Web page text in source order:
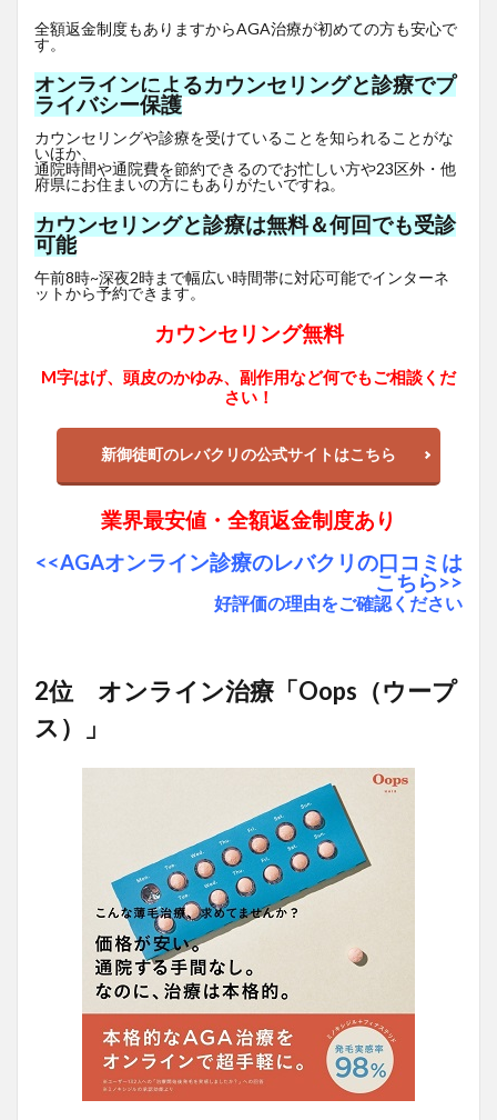
全額返金制度もありますからAGA治療が初めての方も安心で
す。
オンラインによるカウンセリングと診療でプ
ライバシー保護
カウンセリングや診療を受けていることを知られることがな
いほか、
通院時間や通院費を節約できるのでお忙しい方や23区外・他
府県にお住まいの方にもありがたいですね。
カウンセリングと診療は無料＆何回でも受診
可能
午前8時~深夜2時まで幅広い時間帯に対応可能でインターネ
ットから予約できます。
カウンセリング無料
M字はげ、頭皮のかゆみ、副作用など何でもご相談くだ
さい！
新御徒町のレバクリの公式サイトはこちら
業界最安値・全額返金制度あり
<<AGAオンライン診療のレバクリの口コミは
こちら>>
好評価の理由をご確認ください
2位 オンライン治療「Oops（ウープ
ス）」